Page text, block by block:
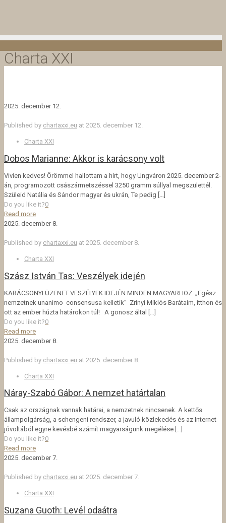
Charta XXI
2025. december 12.
Published by chartaxxi.eu at 2025. december 12.
Charta XXI
Dobos Marianne: Akkor is karácsony volt
Vivien kedves! Örömmel hallottam a hírt, hogy Ungváron 2025. december 2-
án, programozott császármetszéssel 3250 gramm súllyal megszülettél.
Szüleid Natália és Sándor magyar és ukrán, Te pedig […]
Do you like it?0
Read more
2025. december 8.
Published by chartaxxi.eu at 2025. december 8.
Charta XXI
Szász István Tas: Veszélyek idején
KARÁCSONYI ÜZENET VESZÉLYEK IDEJÉN MINDEN MAGYARHOZ „Egész
nemzetnek unanimo consensusa kelletik” Zrínyi Miklós Barátaim, itthon és
ott az ember húzta határokon túl! A gonosz által […]
Do you like it?0
Read more
2025. december 8.
Published by chartaxxi.eu at 2025. december 8.
Charta XXI
Náray-Szabó Gábor: A nemzet határtalan
Csak az országnak vannak határai, a nemzetnek nincsenek. A kettős
állampolgárság, a schengeni rendszer, a javuló közlekedés és az Internet
jóvoltából egyre kevésbé számít magyarságunk megélése […]
Do you like it?0
Read more
2025. december 7.
Published by chartaxxi.eu at 2025. december 7.
Charta XXI
Suzana Guoth: Levél odaátra